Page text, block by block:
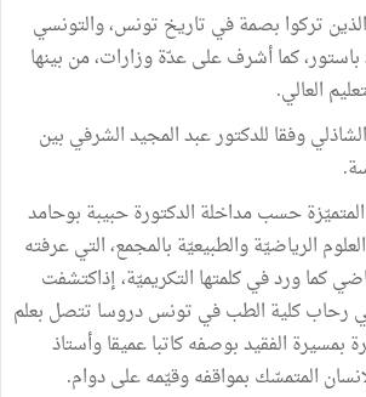
تركوا بصمة في تاريخ تونس، والتونسي
كما أشرف على عدّة وزارات، من بينها
العالي.
وفقا للدكتور عبد المجيد الشرفي بين
حسب مداخلة الدكتورة حبيبة بوحامد
الرياضيّة والطبيعيّة بالمجمع، التي عرفته
كما ورد في كلمتها التكريميّة، إذاكتشفت
رحاب كلية الطب في تونس دروسا تتصل بعلم
بمسيرة الفقيد بوصفه كاتبا عميقا وأستاذ
المتمسّك بمواقفه وقيّمه على دوام.